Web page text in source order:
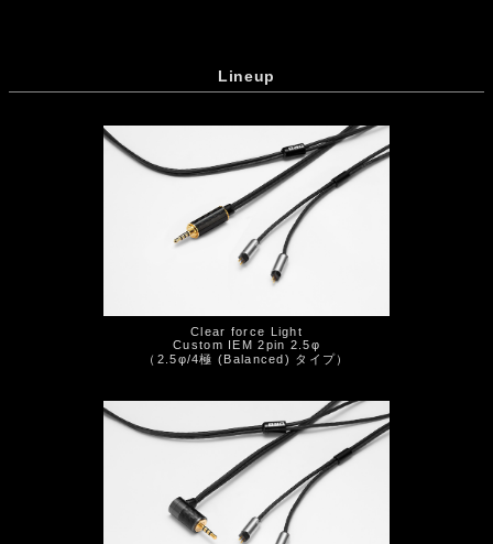
Lineup
Clear force Light
Custom IEM 2pin 2.5φ
（2.5φ/4極 (Balanced) タイプ）